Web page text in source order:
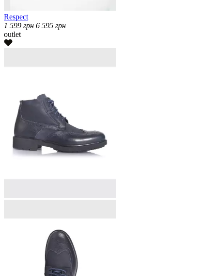
Respect
1 599 грн 6 595 грн
outlet